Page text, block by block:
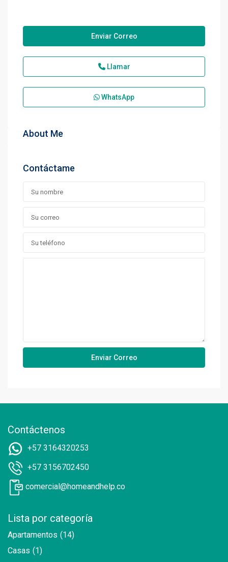
Enviar Correo
Llamar
WhatsApp
About Me
Contáctame
Contáctenos
+57 3164320253
+57 3156702450
comercial@homeandhelp.co
Lista por categoría
Apartamentos (14)
Casas (1)